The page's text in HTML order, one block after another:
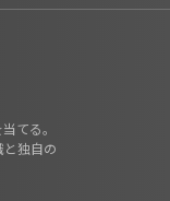
てる。
独自の